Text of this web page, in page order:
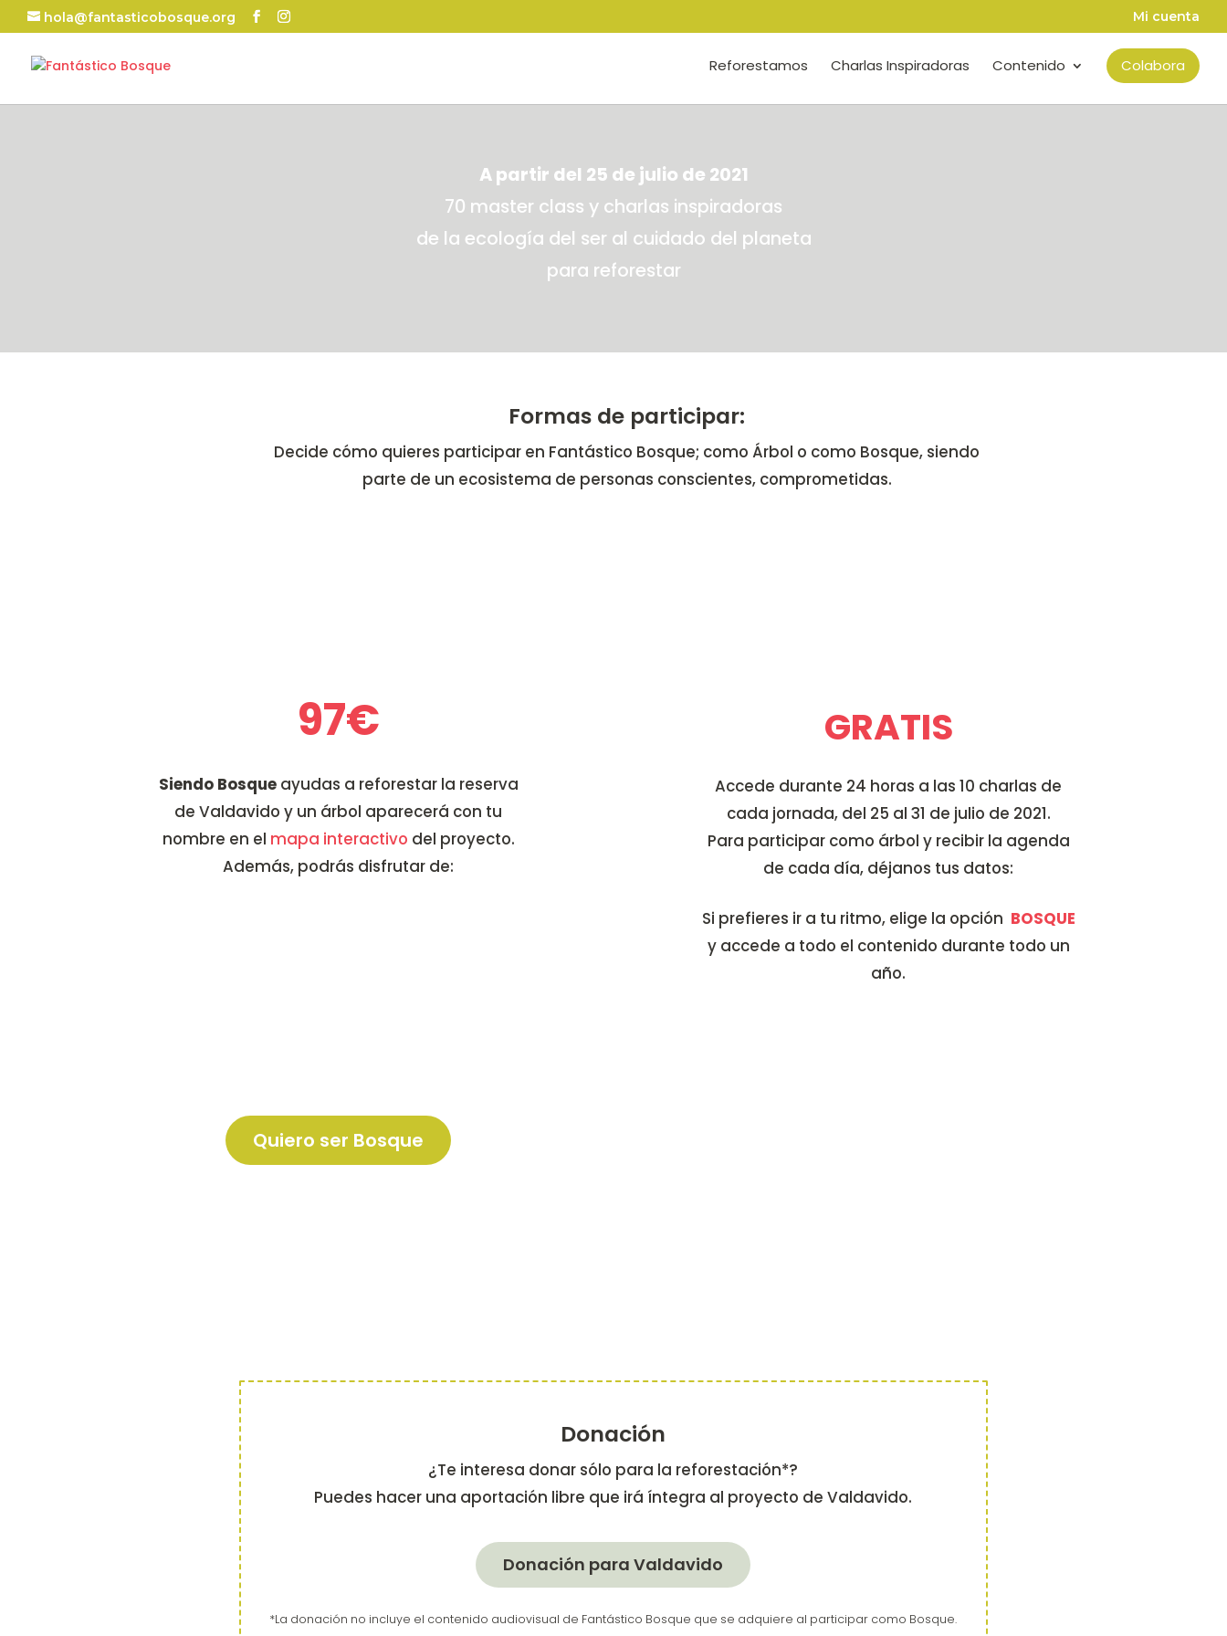
hola@fantasticobosque.org Mi cuenta
Reforestamos Charlas Inspiradoras Contenido Colabora
A partir del 25 de julio de 2021
70 master class y charlas inspiradoras
de la ecología del ser al cuidado del planeta
para reforestar
Formas de participar:
Decide cómo quieres participar en Fantástico Bosque; como Árbol o como Bosque, siendo
parte de un ecosistema de personas conscientes, comprometidas.
97€
Siendo Bosque ayudas a reforestar la reserva
de Valdavido y un árbol aparecerá con tu
nombre en el mapa interactivo del proyecto.
Además, podrás disfrutar de:
Quiero ser Bosque
GRATIS
Accede durante 24 horas a las 10 charlas de
cada jornada, del 25 al 31 de julio de 2021.
Para participar como árbol y recibir la agenda
de cada día, déjanos tus datos:
Si prefieres ir a tu ritmo, elige la opción BOSQUE
y accede a todo el contenido durante todo un
año.
Donación
¿Te interesa donar sólo para la reforestación*?
Puedes hacer una aportación libre que irá íntegra al proyecto de Valdavido.
Donación para Valdavido
*La donación no incluye el contenido audiovisual de Fantástico Bosque que se adquiere al participar como Bosque.